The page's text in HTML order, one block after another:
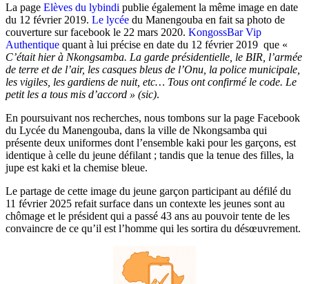
La page Elèves du lybindi publie également la même image en date
du 12 février 2019. Le lycée du Manengouba en fait sa photo de
couverture sur facebook le 22 mars 2020. KongossBar Vip
Authentique quant à lui précise en date du 12 février 2019 que «
C’était hier à Nkongsamba. La garde présidentielle, le BIR, l’armée
de terre et de l’air, les casques bleus de l’Onu, la police municipale,
les vigiles, les gardiens de nuit, etc… Tous ont confirmé le code. Le
petit les a tous mis d’accord » (sic).
En poursuivant nos recherches, nous tombons sur la page Facebook
du Lycée du Manengouba, dans la ville de Nkongsamba qui
présente deux uniformes dont l’ensemble kaki pour les garçons, est
identique à celle du jeune défilant ; tandis que la tenue des filles, la
jupe est kaki et la chemise bleue.
Le partage de cette image du jeune garçon participant au défilé du
11 février 2025 refait surface dans un contexte les jeunes sont au
chômage et le président qui a passé 43 ans au pouvoir tente de les
convaincre de ce qu’il est l’homme qui les sortira du désœuvrement.